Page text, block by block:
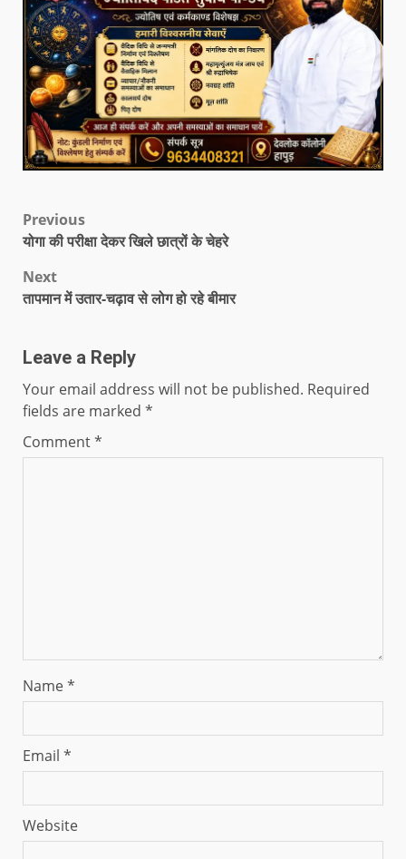
Previous
योगा की परीक्षा देकर खिले छात्रों के चेहरे
Next
तापमान में उतार-चढ़ाव से लोग हो रहे बीमार
Leave a Reply
Your email address will not be published. Required
fields are marked *
Comment*
Name*
Email *
Website